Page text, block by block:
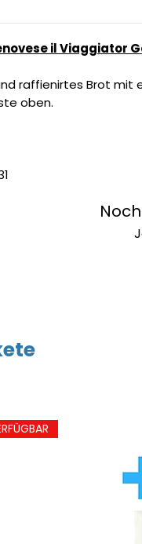
il Viaggiator
raffienirtes Brot mit
oben.